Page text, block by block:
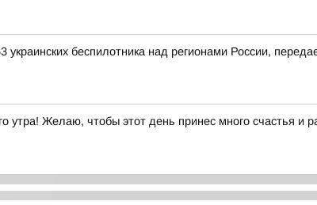
украинских беспилотника над регионами России,
утра! Желаю, чтобы этот день принес много счастья